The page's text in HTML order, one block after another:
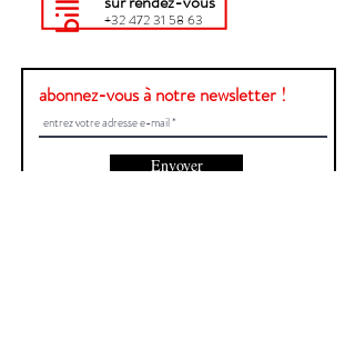
+32 472 31 58 63
abonnez-vous à notre newsletter !
Envoyer